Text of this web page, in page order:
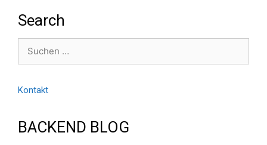
Search
nach:
Kontakt
BACKEND BLOG